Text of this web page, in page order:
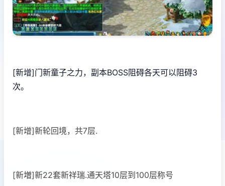
[新增]门新童子之力，副本BOSS阻碍各天可以阻碍3
次。
[新增]新轮回境，共7层.
[新増]新22套新祥瑞.通天塔10层到100层称号